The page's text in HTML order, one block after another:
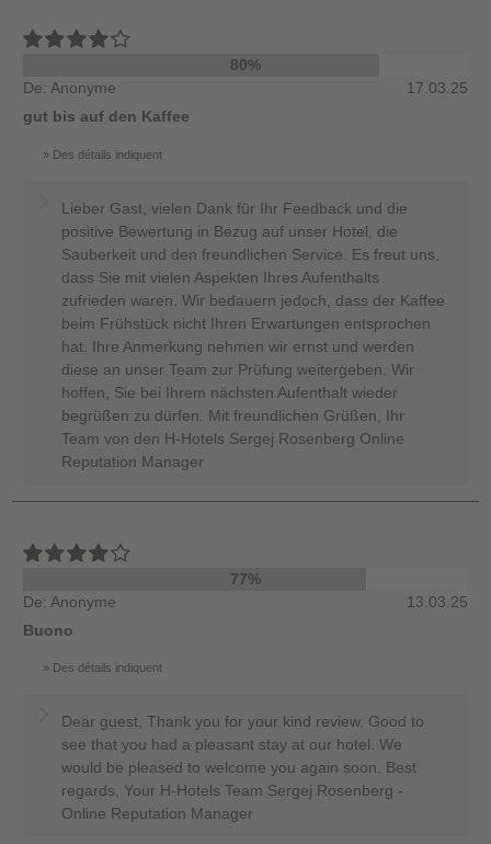
80%
De: Anonyme
17.03.25
gut bis auf den Kaffee
Des détails indiquent
Lieber Gast, vielen Dank für Ihr Feedback und die
positive Bewertung in Bezug auf unser Hotel, die
Sauberkeit und den freundlichen Service. Es freut uns,
dass Sie mit vielen Aspekten Ihres Aufenthalts
zufrieden waren. Wir bedauern jedoch, dass der Kaffee
beim Frühstück nicht Ihren Erwartungen entsprochen
hat. Ihre Anmerkung nehmen wir ernst und werden
diese an unser Team zur Prüfung weitergeben. Wir
hoffen, Sie bei Ihrem nächsten Aufenthalt wieder
begrüßen zu dürfen. Mit freundlichen Grüßen, Ihr
Team von den H-Hotels Sergej Rosenberg Online
Reputation Manager
77%
De: Anonyme
13.03.25
Buono
Des détails indiquent
Dear guest, Thank you for your kind review. Good to
see that you had a pleasant stay at our hotel. We
would be pleased to welcome you again soon. Best
regards, Your H-Hotels Team Sergej Rosenberg -
Online Reputation Manager